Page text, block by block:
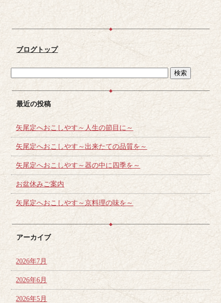
ブログトップ
最近の投稿
矢尾定へおこしやす～人生の節目に～
矢尾定へおこしやす～出来たての品質を～
矢尾定へおこしやす～器の中に四季を～
お盆休みご案内
矢尾定へおこしやす～京料理の味を～
アーカイブ
2026年7月
2026年6月
2026年5月